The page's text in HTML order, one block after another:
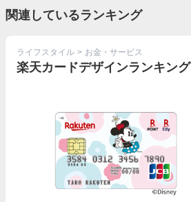
関連しているランキング
ライフスタイル > お金・サービス
楽天カードデザインランキング